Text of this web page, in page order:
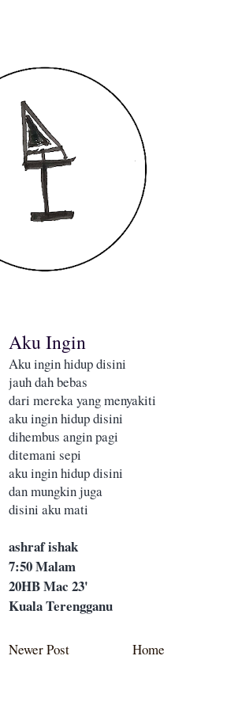
Aku Ingin
Aku ingin hidup disini
jauh dah bebas
dari mereka yang menyakiti
aku ingin hidup disini
dihembus angin pagi
ditemani sepi
aku ingin hidup disini
dan mungkin juga
disini aku mati
ashraf ishak
7:50 Malam
20HB Mac 23'
Kuala Terengganu
Newer Post Home